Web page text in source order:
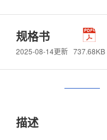
规格书
2025-08-14更新 737.68KB
描述